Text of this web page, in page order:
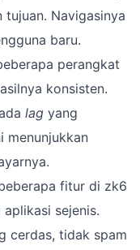
Navigasinya
baru.
perangkat
konsisten.
lag yang
menunjukkan
fitur di zk6
sejenis.
cerdas, tidak spam